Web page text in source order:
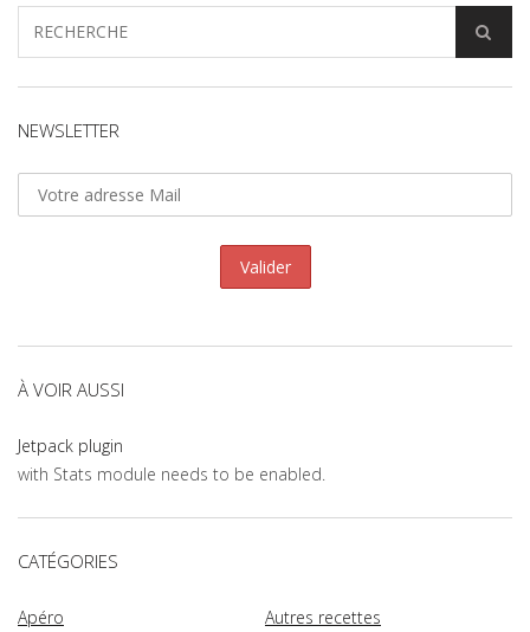
NEWSLETTER
À VOIR AUSSI
Jetpack plugin
with Stats module needs to be enabled.
CATÉGORIES
Apéro Autres recettes